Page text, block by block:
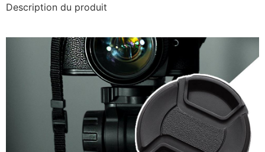
Description du produit